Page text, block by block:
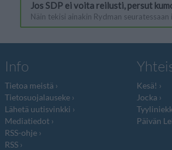
Info
Tietoa meistä
Tietosuojalauseke
Lähetä uutisvinkki
Mediatiedot
RSS-ohje
RSS
Kesä!
Jocka
Päivän